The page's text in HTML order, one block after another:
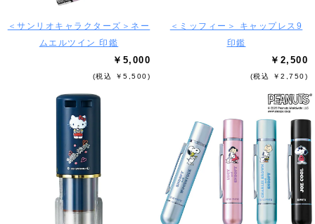
＜サンリオキャラクターズ＞ネー
ムエルツイン 印鑑
￥5,000
(税込 ￥5,500)
＜ミッフィー＞ キャップレス9
印鑑
￥2,500
(税込 ￥2,750)